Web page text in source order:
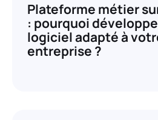
Plateforme métier
: pourquoi
logiciel adapté à
entreprise ?